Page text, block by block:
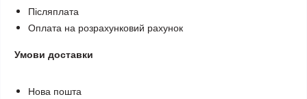
Післяплата
Оплата на розрахунковий рахунок
Умови доставки
Нова пошта